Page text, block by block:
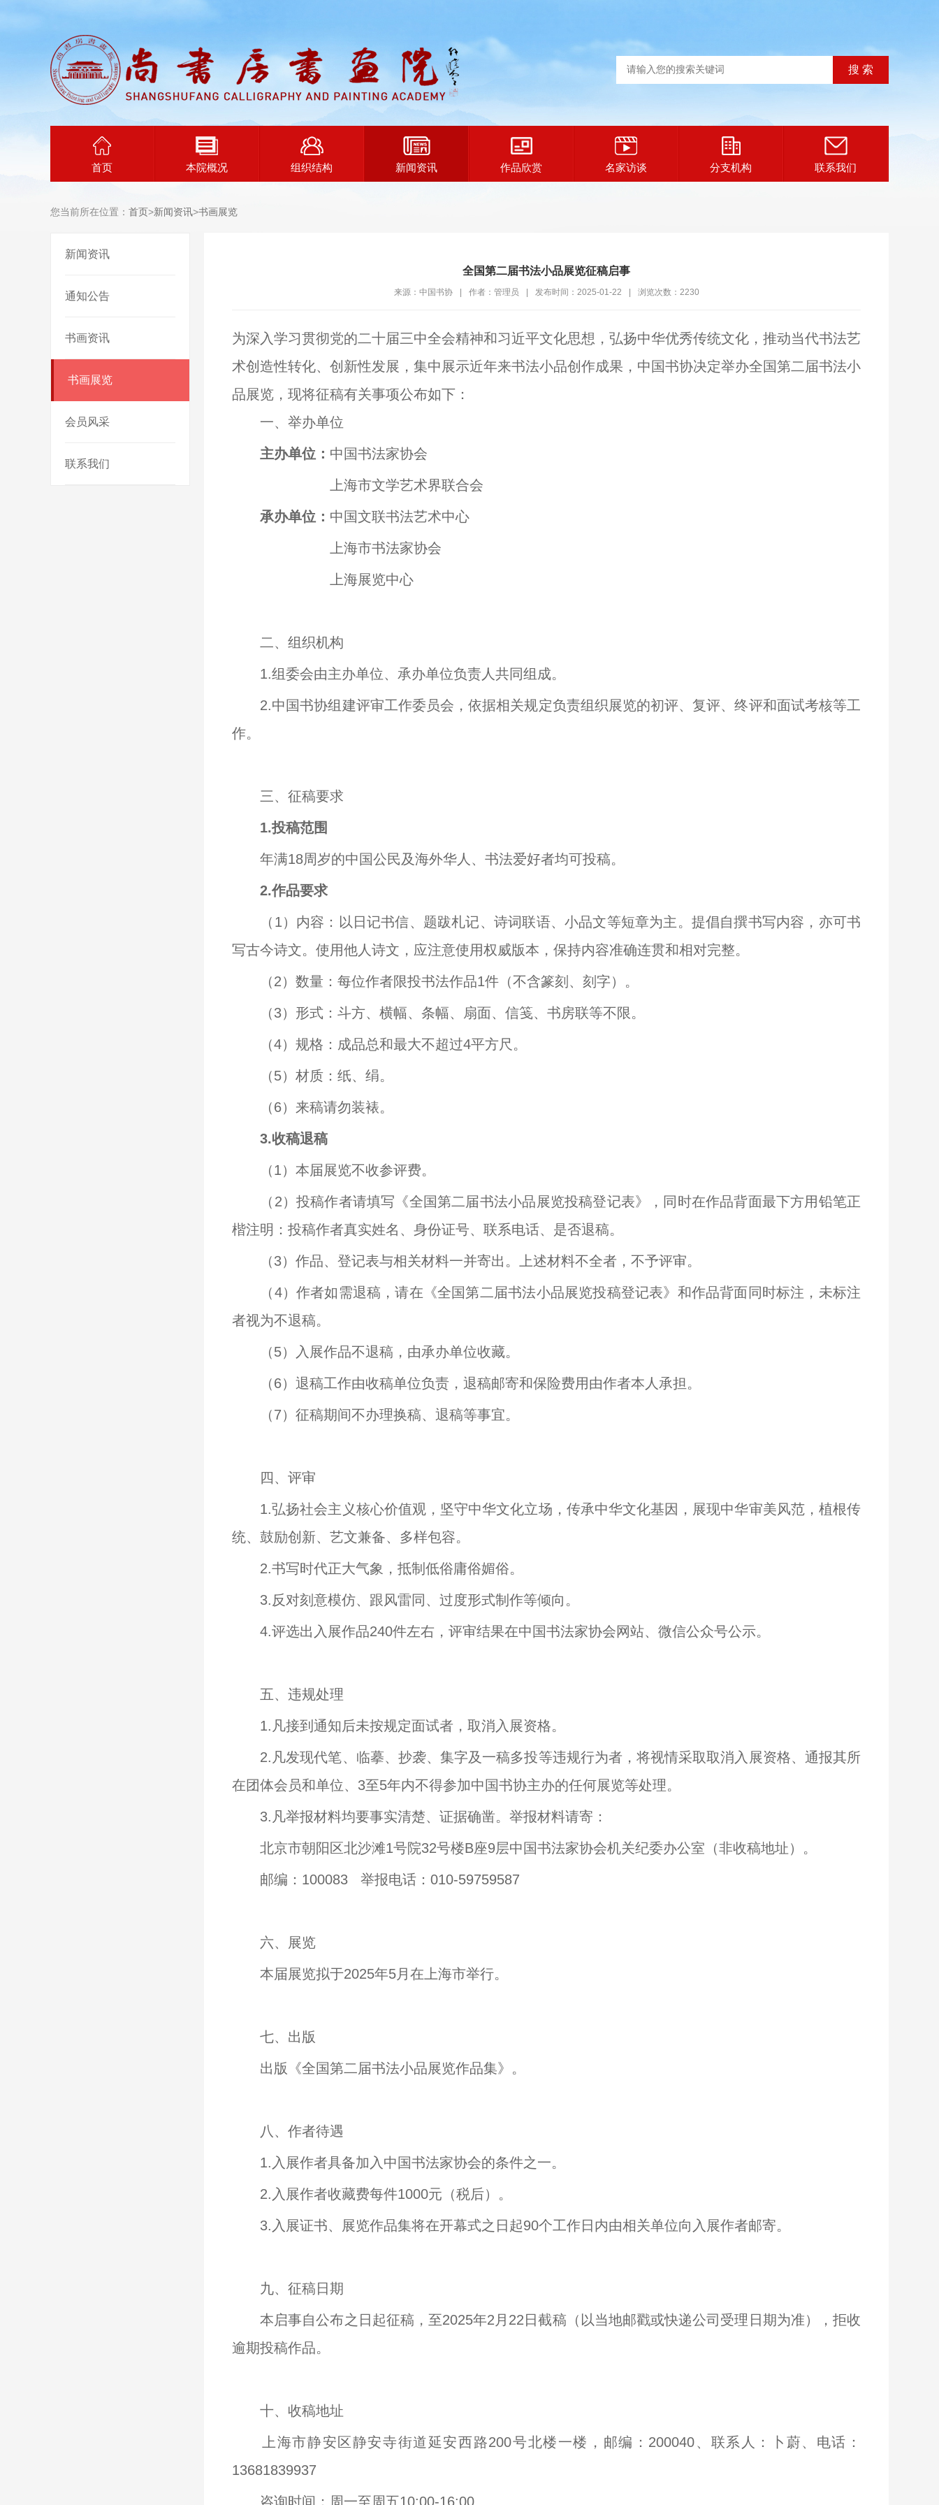
首页 本院概况 组织结构 新闻资讯 作品欣赏 名家访谈 分支机构 联系我们
您当前所在位置： 首页>新闻资讯>书画展览
新闻资讯
通知公告
书画资讯
书画展览
会员风采
联系我们
全国第二届书法小品展览征稿启事
来源：中国书协 作者：管理员 发布时间：2025-01-22 浏览次数：2230
为深入学习贯彻党的二十届三中全会精神和习近平文化思想，弘扬中华优秀传统文化，推动当代书法艺
术创造性转化、创新性发展，集中展示近年来书法小品创作成果，中国书协决定举办全国第二届书法小
品展览，现将征稿有关事项公布如下：
一、举办单位
主办单位： 中国书法家协会
上海市文学艺术界联合会
承办单位： 中国文联书法艺术中心
上海市书法家协会
上海展览中心
二、组织机构
1.组委会由主办单位、承办单位负责人共同组成。
2.中国书协组建评审工作委员会，依据相关规定负责组织展览的初评、复评、终评和面试考核等工
作。
三、征稿要求
1.投稿范围
年满18周岁的中国公民及海外华人、书法爱好者均可投稿。
2.作品要求
（1）内容：以日记书信、题跋札记、诗词联语、小品文等短章为主。提倡自撰书写内容，亦可书
写古今诗文。使用他人诗文，应注意使用权威版本，保持内容准确连贯和相对完整。
（2）数量：每位作者限投书法作品1件（不含篆刻、刻字）。
（3）形式：斗方、横幅、条幅、扇面、信笺、书房联等不限。
（4）规格：成品总和最大不超过4平方尺。
（5）材质：纸、绢。
（6）来稿请勿装裱。
3.收稿退稿
（1）本届展览不收参评费。
（2）投稿作者请填写《全国第二届书法小品展览投稿登记表》，同时在作品背面最下方用铅笔正
楷注明：投稿作者真实姓名、身份证号、联系电话、是否退稿。
（3）作品、登记表与相关材料一并寄出。上述材料不全者，不予评审。
（4）作者如需退稿，请在《全国第二届书法小品展览投稿登记表》和作品背面同时标注，未标注
者视为不退稿。
（5）入展作品不退稿，由承办单位收藏。
（6）退稿工作由收稿单位负责，退稿邮寄和保险费用由作者本人承担。
（7）征稿期间不办理换稿、退稿等事宜。
四、评审
1.弘扬社会主义核心价值观，坚守中华文化立场，传承中华文化基因，展现中华审美风范，植根传
统、鼓励创新、艺文兼备、多样包容。
2.书写时代正大气象，抵制低俗庸俗媚俗。
3.反对刻意模仿、跟风雷同、过度形式制作等倾向。
4.评选出入展作品240件左右，评审结果在中国书法家协会网站、微信公众号公示。
五、违规处理
1.凡接到通知后未按规定面试者，取消入展资格。
2.凡发现代笔、临摹、抄袭、集字及一稿多投等违规行为者，将视情采取取消入展资格、通报其所
在团体会员和单位、3至5年内不得参加中国书协主办的任何展览等处理。
3.凡举报材料均要事实清楚、证据确凿。举报材料请寄：
北京市朝阳区北沙滩1号院32号楼B座9层中国书法家协会机关纪委办公室（非收稿地址）。
邮编：100083 举报电话：010-59759587
六、展览
本届展览拟于2025年5月在上海市举行。
七、出版
出版《全国第二届书法小品展览作品集》。
八、作者待遇
1.入展作者具备加入中国书法家协会的条件之一。
2.入展作者收藏费每件1000元（税后）。
3.入展证书、展览作品集将在开幕式之日起90个工作日内由相关单位向入展作者邮寄。
九、征稿日期
本启事自公布之日起征稿，至2025年2月22日截稿（以当地邮戳或快递公司受理日期为准），拒收
逾期投稿作品。
十、收稿地址
上海市静安区静安寺街道延安西路200号北楼一楼，邮编：200040、联系人：卜蔚、电话：
13681839937
咨询时间：周一至周五10:00-16:00